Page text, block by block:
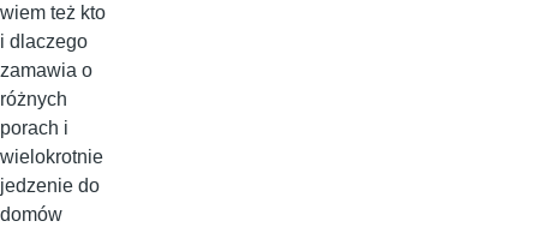
wiem też kto
i dlaczego
zamawia o
różnych
porach i
wielokrotnie
jedzenie do
domów